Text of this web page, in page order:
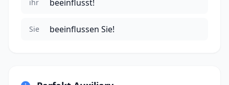
ihr beeinflusst!
Sie beeinflussen Sie!